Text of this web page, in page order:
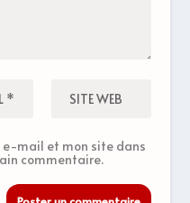
e-mail et mon site dans
commentaire.